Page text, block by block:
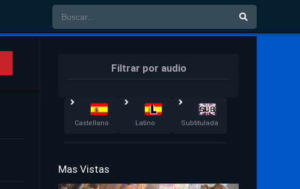
Filtrar por audio
Castellano Latino Subtitulada
Mas Vistas